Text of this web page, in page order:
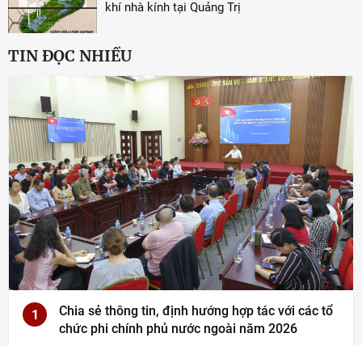
khí nhà kính tại Quảng Trị
TIN ĐỌC NHIỀU
1
Chia sẻ thông tin, định hướng hợp tác với các tổ
chức phi chính phủ nước ngoài năm 2026